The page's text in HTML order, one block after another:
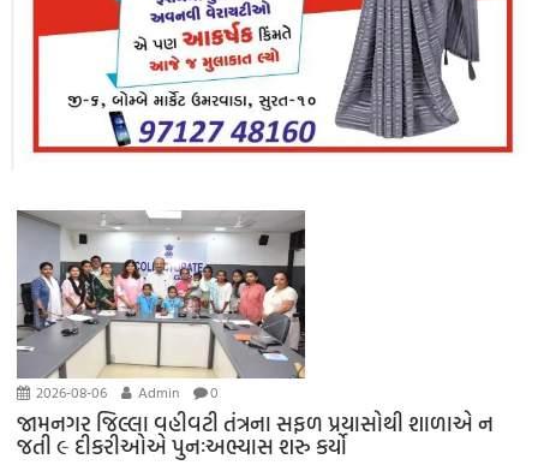
2026-08-06 Admin 0
જામનગર જિલ્લા વહીવટી તંત્રના સફળ પ્રયાસોથી શાળાએ ન
જતી ૯ દીકરીઓએ પુનઃઅભ્યાસ શરુ કર્યો